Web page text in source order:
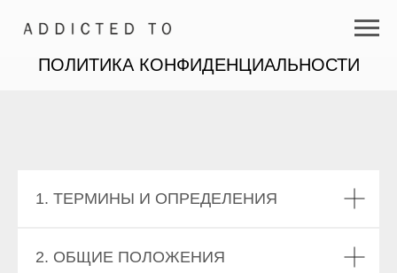
ПОЛИТИКА КОНФИДЕНЦИАЛЬНОСТИ
1. ТЕРМИНЫ И ОПРЕДЕЛЕНИЯ
2. ОБЩИЕ ПОЛОЖЕНИЯ